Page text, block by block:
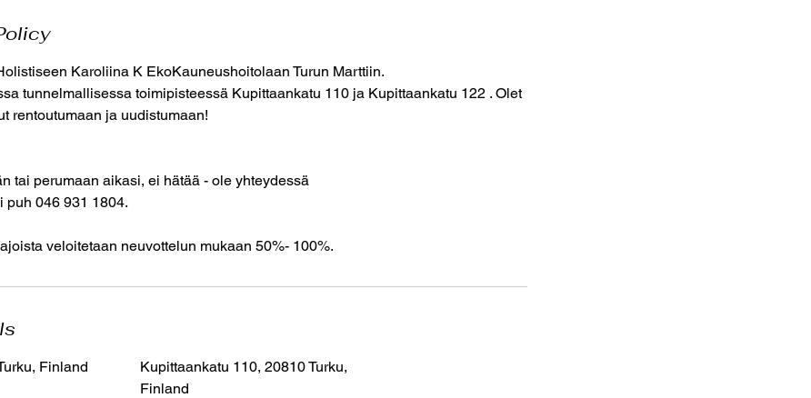
Karoliina K EkoKauneushoitolaan Turun Marttiin.
tunnelmallisessa toimipisteessä Kupittaankatu 110 ja Kupittaankatu 122 . Olet
rentoutumaan ja uudistumaan!
tai perumaan aikasi, ei hätää - ole yhteydessä
puh 046 931 1804.
veloitetaan neuvottelun mukaan 50%- 100%.
Finland
Kupittaankatu 110, 20810 Turku,
Finland